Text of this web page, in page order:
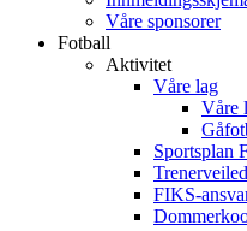
Våre sponsorer
Fotball
Aktivitet
Våre lag
Våre
Sportsplan
FIKS-